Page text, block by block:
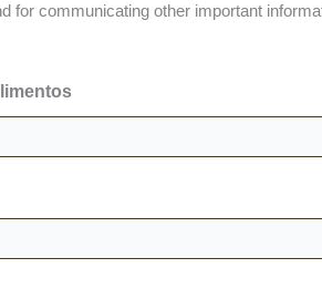
for communicating other important